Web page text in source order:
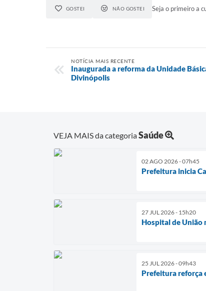
GOSTEI NÃO GOSTEI Seja o primeiro a
NOTÍCIA MAIS RECENTE
Inaugurada a reforma da Unidade
Divinópolis
VEJA MAIS da categoriaSaúde
02 AGO 2026 - 07h45
Prefeitura inicia
27 JUL 2026 - 15h20
Hospital de União
25 JUL 2026 - 09h43
Prefeitura reforça